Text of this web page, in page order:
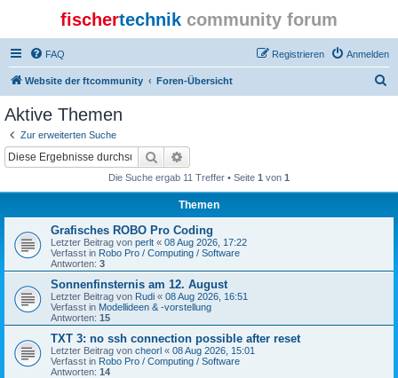
fischertechnik community forum
FAQ Anmelden
Registrieren
Website der ftcommunity Foren-Übersicht
Aktive Themen
Zur erweiterten Suche
Suche
Die Suche ergab 11 Treffer • Seite 1 von 1
Themen
Grafisches ROBO Pro Coding
Letzter Beitrag von perlt « 08 Aug 2026, 17:22
Verfasst in Robo Pro / Computing / Software
Antworten: 3
Sonnenfinsternis am 12. August
Letzter Beitrag von Rudi « 08 Aug 2026, 16:51
Verfasst in Modellideen & -vorstellung
Antworten: 15
TXT 3: no ssh connection possible after reset
Letzter Beitrag von cheorl « 08 Aug 2026, 15:01
Verfasst in Robo Pro / Computing / Software
Antworten: 14